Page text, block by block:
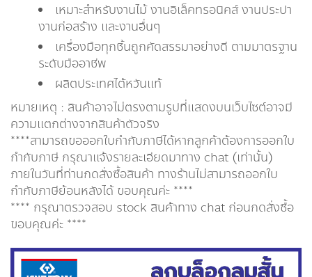
เหมาะสำหรับงานไม้ งานอิเล็คทรอนิคส์ งานประปา
งานก่อสร้าง และงานอื่นๆ
เครื่องมือทุกชิ้นถูกคัดสรรมาอย่างดี ตามมาตรฐาน
ระดับมืออาชีพ
ผลิตประเทศไต้หวันแท้
หมายเหตุ : สินค้าอาจไม่ตรงตามรูปที่แสดงบนเว็บไซต์อาจมี
ความแตกต่างจากสินค้าตัวจริง
****สามารถขอออกใบกำกับภาษีได้หากลูกค้าต้องการออกใบ
กำกับภาษี กรุณาเเจ้งรายละเอียดมาทาง chat (เท่านั้น)
ภายในวันที่ท่านกดสั่งซื้อสินค้า ทางร้านไม่สามารถออกใบ
กำกับภาษีย้อนหลังได้ ขอบคุณค่ะ ****
**** กรุณาตรวจสอบ stock สินค้าทาง chat ก่อนกดสั่งซื้อ
ขอบคุณค่ะ ****